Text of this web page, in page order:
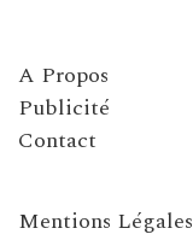
A Propos
Publicité
Contact
Mentions Légales